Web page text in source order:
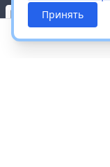
Принять